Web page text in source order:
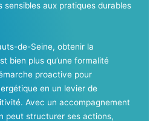
sensibles aux pratiques durables
de-Seine, obtenir la
bien plus qu’une formalité
proactive pour
en un levier de
Avec un accompagnement
peut structurer ses actions,